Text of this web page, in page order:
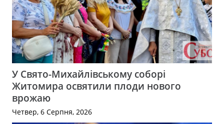
У Свято-Михайлівському соборі
Житомира освятили плоди нового
врожаю
Четвер, 6 Серпня, 2026